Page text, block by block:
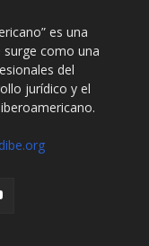
es una
como una
del
jurídico y el